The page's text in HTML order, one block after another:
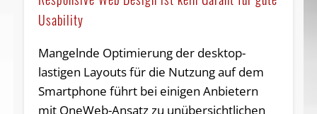
Usability
Mangelnde Optimierung der desktop-
lastigen Layouts für die Nutzung auf dem
Smartphone führt bei einigen Anbietern
mit OneWeb-Ansatz zu unübersichtlichen